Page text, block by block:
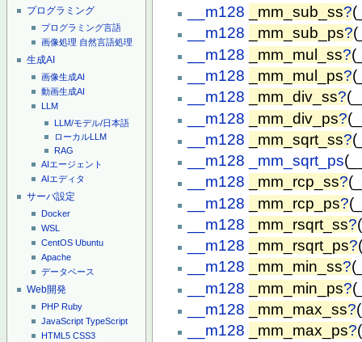
プログラミング
プログラミング言語
画像処理 自然言語処理
生成AI
画像生成AI
動画生成AI
LLM
LLM/モデル/日本語
ローカルLLM
RAG
AIエージェント
AIエディタ
サーバ設定
Docker
WSL
CentOS Ubuntu
Apache
データベース
Web開発
PHP Ruby
JavaScript TypeScript
HTML5 CSS3
__m128
_mm_sub_ss?
__m128
_mm_sub_ps?
__m128
_mm_mul_ss?
__m128
_mm_mul_ps?
__m128
_mm_div_ss?
__m128
_mm_div_ps?
__m128
_mm_sqrt_ss?
__m128
_mm_sqrt_ps
__m128
_mm_rcp_ss?
__m128
_mm_rcp_ps?
__m128
_mm_rsqrt_ss?
__m128
_mm_rsqrt_ps?
__m128
_mm_min_ss?
__m128
_mm_min_ps?
__m128
_mm_max_ss?
__m128
_mm_max_ps?